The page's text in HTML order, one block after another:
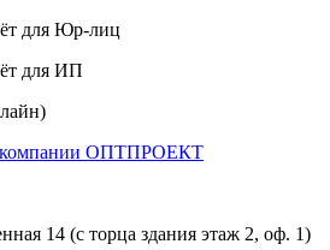
для Юр-лиц
для ИП
ОПТПРОЕКТ
14 (с торца здания этаж 2, оф. 1)